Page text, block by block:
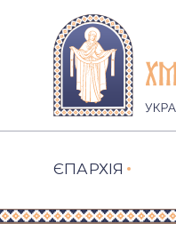
ЄПАРХІЯ